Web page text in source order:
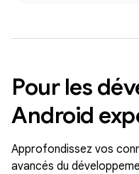
Pour les
Android
Approfondissez vos
avancés du